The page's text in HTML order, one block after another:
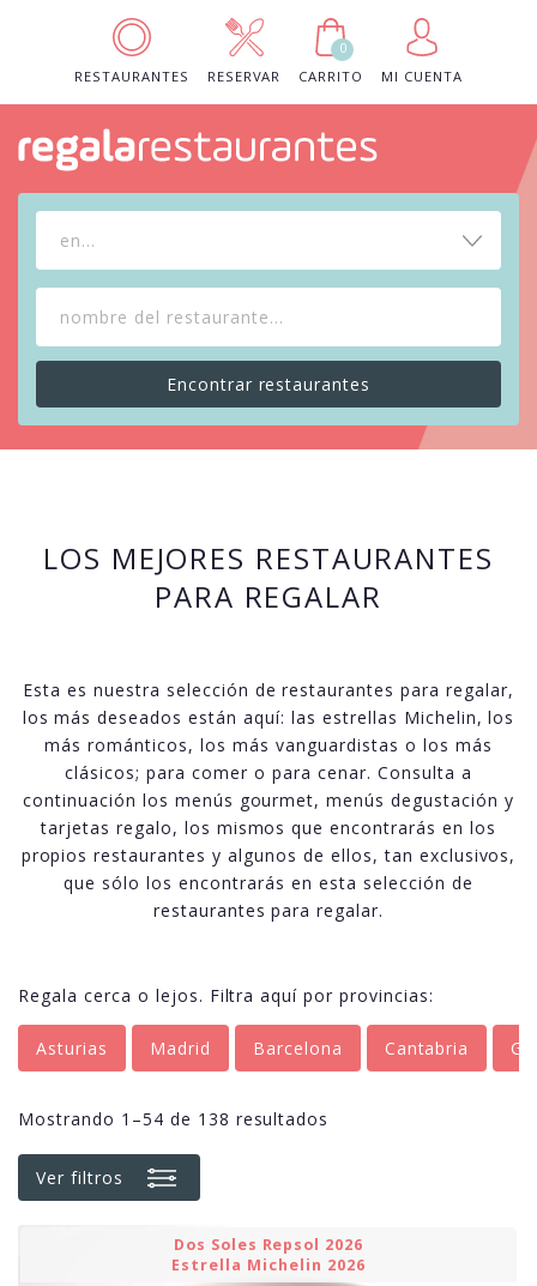
RESTAURANTES RESERVAR
0
CARRITO
MI CUENTA
en...
LOS MEJORES RESTAURANTES
PARA REGALAR
Esta es nuestra selección de restaurantes para regalar,
los más deseados están aquí: las estrellas Michelin, los
más románticos, los más vanguardistas o los más
clásicos; para comer o para cenar. Consulta a
continuación los menús gourmet, menús degustación y
tarjetas regalo, los mismos que encontrarás en los
propios restaurantes y algunos de ellos, tan exclusivos,
que sólo los encontrarás en esta selección de
restaurantes para regalar.
Regala cerca o lejos. Filtra aquí por provincias:
Asturias Madrid Barcelona Cantabria
Mostrando 1–54 de 138 resultados
Ver filtros
Dos Soles Repsol 2026
Estrella Michelin 2026